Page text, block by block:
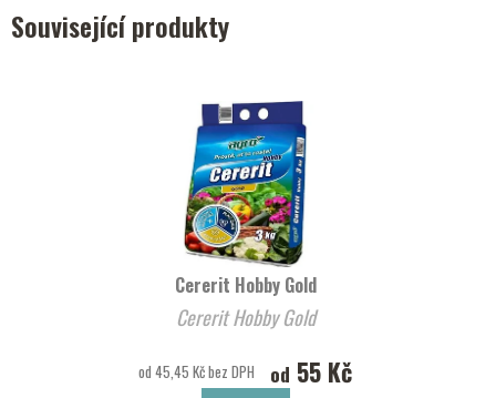
Související produkty
Cererit Hobby Gold
Cererit Hobby Gold
od 45,45 Kč bez DPH od 55 Kč